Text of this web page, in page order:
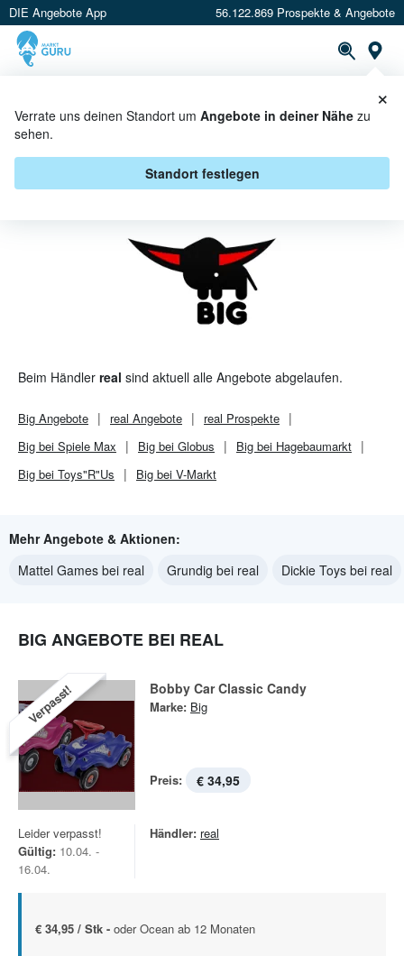
DIE Angebote App 56.122.869 Prospekte & Angebote
Verrate uns deinen Standort um Angebote in deiner Nähe zu
sehen.
Standort festlegen
×
BIG BEI REAL - ANGEBOTE &
Beim Händler real sind aktuell alle Angebote abgelaufen.
Big Angebote real Angebote real Prospekte
Big bei Spiele Max
Big bei Globus
Big bei Hagebaumarkt
Big bei Toys"R"Us
Big bei V-Markt
Mehr Angebote & Aktionen:
Mattel Games bei real
Grundig bei real Dickie Toys bei real
BIG ANGEBOTE BEI REAL
Verpasst! Bobby Car Classic Candy
Marke: Big
Preis: € 34,95
Leider verpasst!
Gültig: 10.04. -
16.04.
Händler: real
€ 34,95 / Stk - oder Ocean ab 12 Monaten